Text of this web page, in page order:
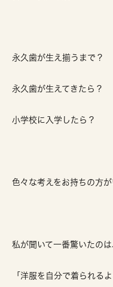
永久歯が生え揃うまで？
永久歯が生えてきたら？
小学校に入学したら？
色々な考えをお持ちの方
私が聞いて一番驚いたのは
「洋服を自分で着られる